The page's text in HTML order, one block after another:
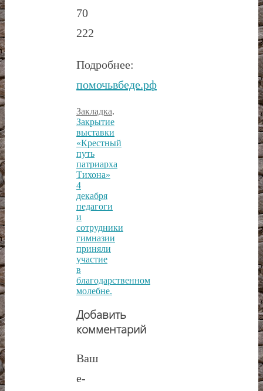
70
222
Подробнее:
помочьвбеде.рф
Закладка.
Закрытие
выставки
«Крестный
путь
патриарха
Тихона»
4
декабря
педагоги
и
сотрудники
гимназии
приняли
участие
в
благодарственном
молебне.
Добавить
комментарий
Ваш
e-